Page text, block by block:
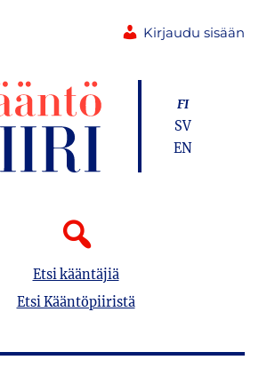
Kirjaudu sisään
Etsi kääntäjiä
Etsi Kääntöpiiristä
FI
SV
EN